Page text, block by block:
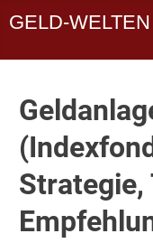
GELD-WELTEN
Strategie,